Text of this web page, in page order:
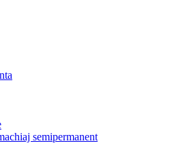
semipermanent